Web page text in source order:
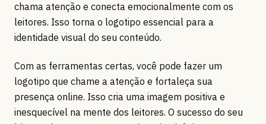
chama atenção e conecta emocionalmente com os
leitores. Isso torna o logotipo essencial para a
identidade visual do seu conteúdo.
Com as ferramentas certas, você pode fazer um
logotipo que chame a atenção e fortaleça sua
presença online. Isso cria uma imagem positiva e
inesquecível na mente dos leitores. O sucesso do seu